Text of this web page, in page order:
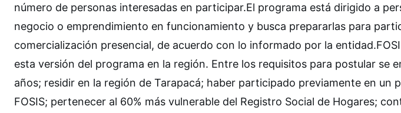
número de personas interesadas en participar.El programa está dirigido a
negocio o emprendimiento en funcionamiento y busca prepararlas para
comercialización presencial, de acuerdo con lo informado por la
esta versión del programa en la región. Entre los requisitos para postular se
años; residir en la región de Tarapacá; haber participado previamente en un
FOSIS; pertenecer al 60% más vulnerable del Registro Social de Hogares;